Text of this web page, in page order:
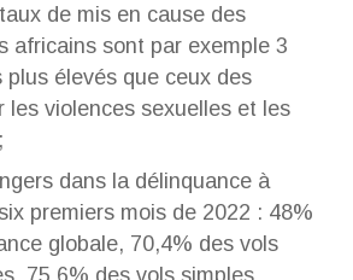
de mis en cause des
africains sont par exemple 3
plus élevés que ceux des
les violences sexuelles et les
dans la délinquance à
premiers mois de 2022 : 48%
globale, 70,4% des vols
75,6% des vols simples.